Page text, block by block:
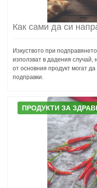
Как сами да си
Изкуството при
използват в дадения случай,
от основния продукт могат
подправки.
ПРОДУКТИ ЗА